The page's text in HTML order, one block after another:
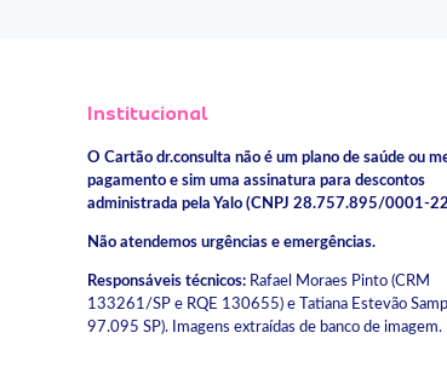
Institucional
O Cartão dr.consulta não é um plano de saúde ou
pagamento e sim uma assinatura para descontos
administrada pela Yalo (CNPJ 28.757.895/0001-
Não atendemos urgências e emergências.
Responsáveis técnicos:Rafael Moraes Pinto (CRM
133261/SP e RQE 130655) e Tatiana Estevão
97.095 SP). Imagens extraídas de banco de imagem.